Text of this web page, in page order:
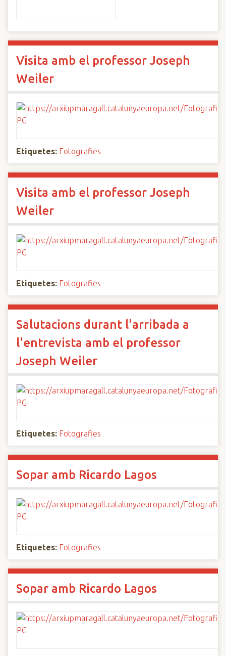
Visita amb el professor Joseph
Weiler
Etiquetes: Fotografies
Visita amb el professor Joseph
Weiler
Etiquetes: Fotografies
Salutacions durant l'arribada a
l'entrevista amb el professor
Joseph Weiler
Etiquetes: Fotografies
Sopar amb Ricardo Lagos
Etiquetes: Fotografies
Sopar amb Ricardo Lagos